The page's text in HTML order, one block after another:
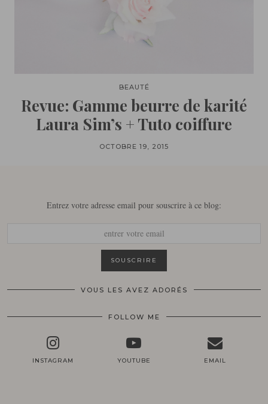
BEAUTÉ
Revue: Gamme beurre de karité
Laura Sim’s + Tuto coiffure
OCTOBRE 19, 2015
Entrez votre adresse email pour souscrire à ce blog:
VOUS LES AVEZ ADORÉS
FOLLOW ME
INSTAGRAM YOUTUBE EMAIL